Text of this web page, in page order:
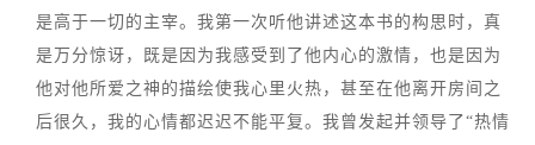
是高于一切的主宰。我第一次听他讲述这本书的构思时，真
是万分惊讶，既是因为我感受到了他内心的激情，也是因为
他对他所爱之神的描绘使我心里火热，甚至在他离开房间之
后很久，我的心情都迟迟不能平复。我曾发起并领导了“热情